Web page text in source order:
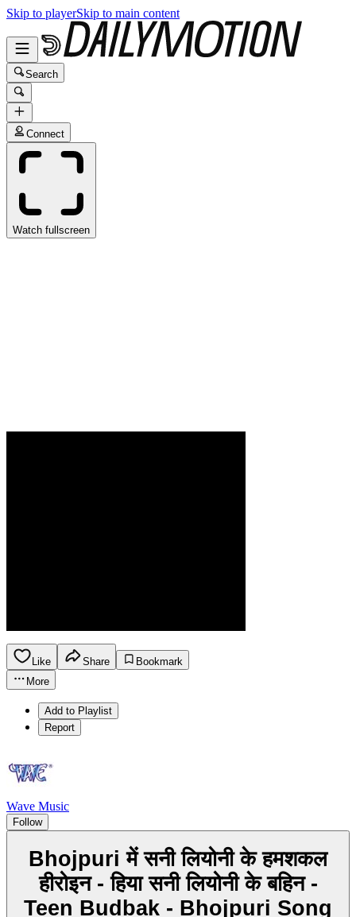
Skip to playerSkip to main content
Search
Connect
Watch fullscreen
Like Share
Bookmark
More
Add to Playlist
Report
Wave Music
Follow
Bhojpuri में सनी लियोनी के हमशकल
हीरोइन - हिया सनी लियोनी के बहिन -
Teen Budbak - Bhojpuri Song